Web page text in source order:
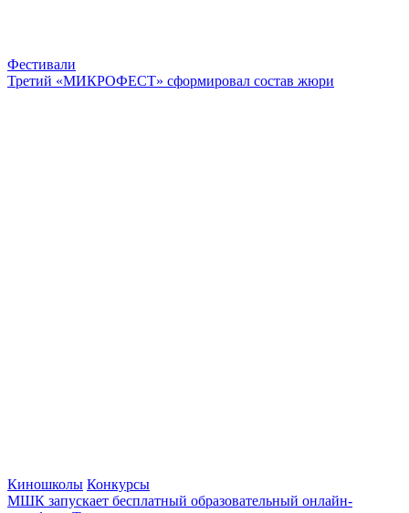
Фестивали
Третий «МИКРОФЕСТ» сформировал состав жюри
Киношколы Конкурсы
МШК запускает бесплатный образовательный онлайн-